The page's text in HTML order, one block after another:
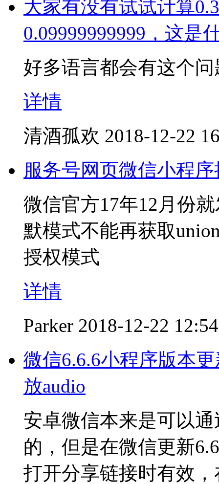
大家有没有试试计算
0.09999999999，这是
好多语言都会有这个问
详情
清酒孤欢 2018-12-22
服务号网页微信小程
微信官方17年12月份
默模式不能再获取
授权模式
详情
Parker 2018-12-22 12:54
微信6.6.6小程序版本
放audio
安卓微信本来是可以
的，但是在微信更新
打开分享链接时有效